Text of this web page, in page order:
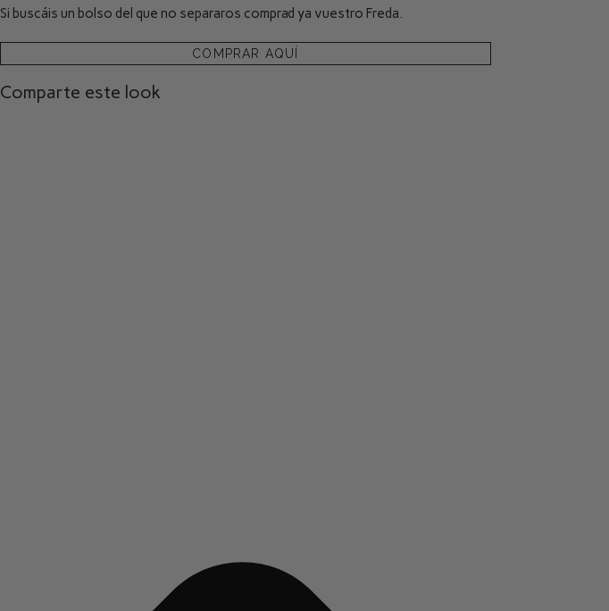
Si buscáis un bolso del que no separaros comprad ya vuestro Freda.
COMPRAR AQUÍ
Comparte este look